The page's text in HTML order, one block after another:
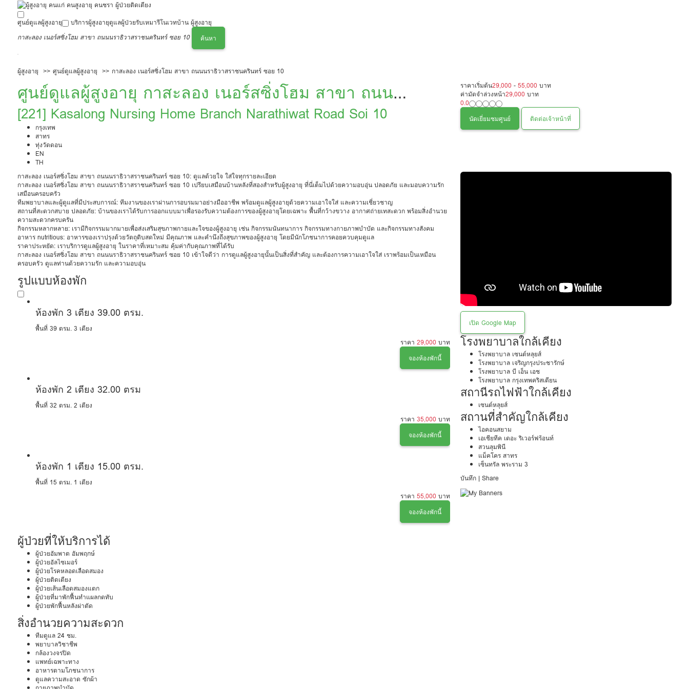
ศูนย์ดูแลผู้สูงอายุ บริการผู้สูงอายุดูแลผู้ป่วยรับเหมารีโนเวทบ้าน ผู้สูงอายุ
กาสะลอง เนอร์สซิ่งโฮม สาขา ถนนนราธิวาสราชนครินทร์ ซอย 10
ค้นหา
ผู้สูงอายุ ศูนย์ดูแลผู้สูงอายุ กาสะลอง เนอร์สซิ่งโฮม สาขา ถนนนราธิวาสราชนครินทร์ ซอย 10
ศูนย์ดูแลผู้สูงอายุ กาสะลอง เนอร์สซิ่งโฮม สาขา ถนน
นราธิวาสราชนครินทร์ ซอย 10
[221] Kasalong Nursing Home Branch Narathiwat Road Soi 10
กรุงเทพ
สาทร
ทุ่งวัดดอน
EN
TH
ราคาเริ่มต้น29,000 -55,000 บาท
ค่ามัดจำล่วงหน้า29,000 บาท
0.0
นัดเยี่ยมชมศูนย์
ติดต่อเจ้าหน้าที่
กาสะลอง เนอร์สซิ่งโฮม สาขา ถนนนราธิวาสราชนครินทร์ ซอย 10: ดูแลด้วยใจ ใส่ใจทุกรายละเอียด
กาสะลอง เนอร์สซิ่งโฮม สาขา ถนนนราธิวาสราชนครินทร์ ซอย 10 เปรียบเสมือนบ้านหลังที่สองสำหรับผู้สูงอายุ ที่นี่เต็มไปด้วยความอบอุ่น ปลอดภัย และมอบความรัก
เสมือนครอบครัว
ทีมพยาบาลและผู้ดูแลที่มีประสบการณ์: ทีมงานของเราผ่านการอบรมมาอย่างมืออาชีพ พร้อมดูแลผู้สูงอายุด้วยความเอาใจใส่ และความเชี่ยวชาญ
สถานที่สะดวกสบาย ปลอดภัย: บ้านของเราได้รับการออกแบบมาเพื่อรองรับความต้องการของผู้สูงอายุโดยเฉพาะ พื้นที่กว้างขวาง อากาศถ่ายเทสะดวก พร้อมสิ่งอำนวย
ความสะดวกครบครัน
กิจกรรมหลากหลาย: เรามีกิจกรรมมากมายเพื่อส่งเสริมสุขภาพกายและใจของผู้สูงอายุ เช่น กิจกรรมนันทนาการ กิจกรรมทางกายภาพบำบัด และกิจกรรมทางสังคม
อาหาร nutritious: อาหารของเราปรุงด้วยวัตถุดิบสดใหม่ มีคุณภาพ และคำนึงถึงสุขภาพของผู้สูงอายุ โดยมีนักโภชนาการคอยควบคุมดูแล
ราคาประหยัด: เราบริการดูแลผู้สูงอายุ ในราคาที่เหมาะสม คุ้มค่ากับคุณภาพที่ได้รับ
กาสะลอง เนอร์สซิ่งโฮม สาขา ถนนนราธิวาสราชนครินทร์ ซอย 10 เข้าใจดีว่า การดูแลผู้สูงอายุนั้นเป็นสิ่งที่สำคัญ และต้องการความเอาใจใส่ เราพร้อมเป็นเหมือน
ครอบครัว ดูแลท่านด้วยความรัก และความอบอุ่น
รูปแบบห้องพัก
ห้องพัก 3 เตียง 39.00 ตรม.
พื้นที่ 39 ตรม. 3 เตียง
ราคา29,000 บาท
จองห้องพักนี้
ห้องพัก 2 เตียง 32.00 ตรม
พื้นที่ 32 ตรม. 2 เตียง
ราคา35,000 บาท
จองห้องพักนี้
ห้องพัก 1 เตียง 15.00 ตรม.
พื้นที่ 15 ตรม. 1 เตียง
ราคา55,000 บาท
จองห้องพักนี้
ผู้ป่วยที่ให้บริการได้
ผู้ป่วยอัมพาต อัมพฤกษ์
ผู้ป่วยอัลไซเมอร์
ผู้ป่วยโรคหลอดเลือดสมอง
ผู้ป่วยติดเตียง
ผู้ป่วยเส้นเลือดสมองแตก
ผู้ป่วยที่มาพักฟื้นทำแผลกดทับ
ผู้ป่วยพักฟื้นหลังผ่าตัด
สิ่งอำนวยความสะดวก
ทีมดูแล 24 ชม.
พยาบาลวิชาชีพ
กล้องวงจรปิด
แพทย์เฉพาะทาง
อาหารตามโภชนาการ
ดูแลความสะอาด ซักผ้า
เปิด Google Map
โรงพยาบาลใกล้เคียง
โรงพยาบาล เซนต์หลุยส์
โรงพยาบาล เจริญกรุงประชารักษ์
โรงพยาบาล บี เอ็น เอช
โรงพยาบาล กรุงเทพคริสเตียน
สถานีรถไฟฟ้าใกล้เคียง
เซนต์หลุยส์
สถานที่สำคัญใกล้เคียง
ไอคอนสยาม
เอเชียทีค เดอะ ริเวอร์ฟร้อนท์
สวนลุมพินี
แม็คโคร สาทร
เซ็นทรัล พระราม 3
บันทึก | Share